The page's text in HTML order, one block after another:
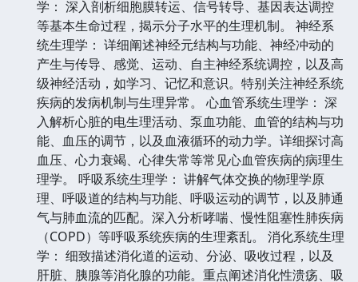
学： 深入剖析细胞膜转运、信号转导、基因表达调控
等基本生命过程，揭示分子水平的生理机制。 神经系
统生理学： 详细阐述神经元结构与功能、神经冲动的
产生与传导、感觉、运动、自主神经系统调控，以及高
级神经活动，如学习、记忆和意识。特别关注神经系统
疾病的发病机制与生理异常。 心血管系统生理学： 深
入解析心脏的电生理活动、泵血功能、血管的结构与功
能、血压的调节，以及血液循环的动力学。详细探讨高
血压、心力衰竭、心律失常等常见心血管疾病的病理生
理学。 呼吸系统生理学： 讲解气体交换的物理学原
理、呼吸道的结构与功能、呼吸运动的调节，以及肺通
气与肺血流的匹配。深入分析哮喘、慢性阻塞性肺疾病
（COPD）等呼吸系统疾病的生理紊乱。 消化系统生理
学： 细致描述消化道的运动、分泌、吸收过程，以及
肝脏、胰腺等消化腺的功能。重点阐述消化性溃疡、吸